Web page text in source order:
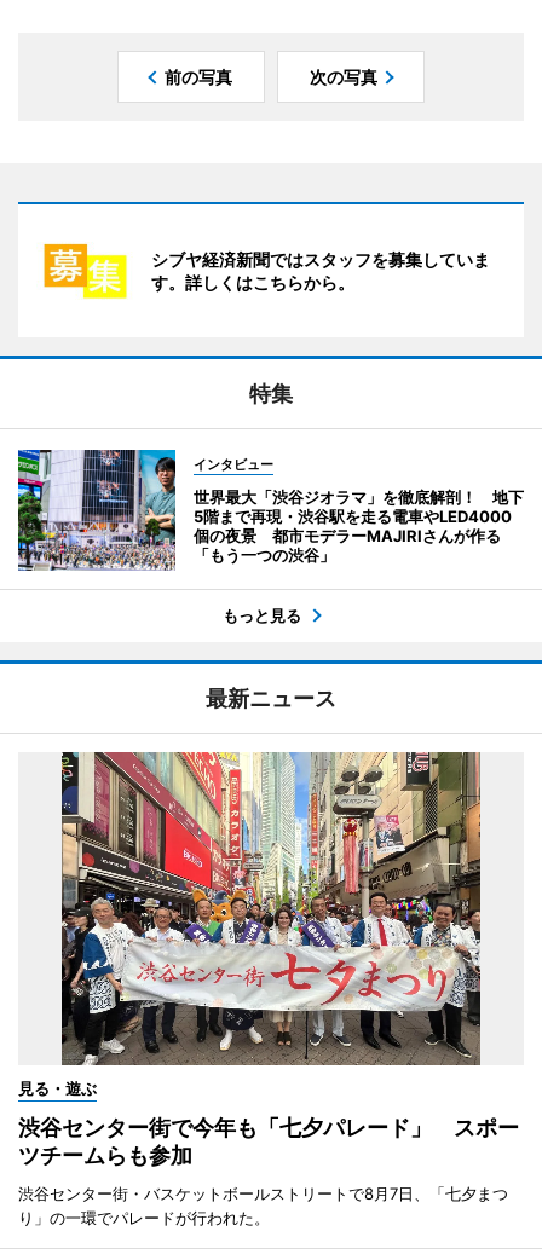
前の写真 次の写真
シブヤ経済新聞ではスタッフを募集していま
す。詳しくはこちらから。
特集
インタビュー
世界最大「渋谷ジオラマ」を徹底解剖！ 地下
5階まで再現・渋谷駅を走る電車やLED4000
個の夜景 都市モデラーMAJIRIさんが作る
「もう一つの渋谷」
もっと見る
最新ニュース
見る・遊ぶ
渋谷センター街で今年も「七夕パレード」 スポー
ツチームらも参加
渋谷センター街・バスケットボールストリートで8月7日、「七夕まつ
り」の一環でパレードが行われた。